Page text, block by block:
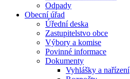
Odpady
Obecní úřad
Úřední deska
Zastupitelstvo obce
Výbory a komise
Povinné informace
Dokumenty
Vyhlášky a nařízení